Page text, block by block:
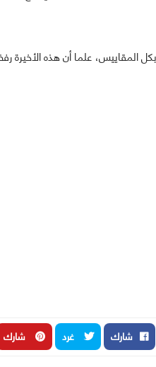
المقاييس، علما أن هذه
شارك غرد شارك